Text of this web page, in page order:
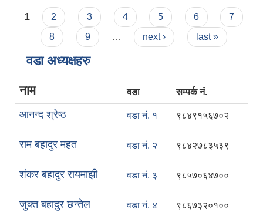
Pages
1 2 3 4 5 6
7
8
9 … next › last »
वडा अध्यक्षहरु
नाम वडा सम्पर्क नं.
आनन्द श्रेष्ठ वडा नं. १ ९८४९१५६७०२
राम बहादुर महत वडा नं. २ ९८४२७८३५३९
शंकर बहादुर रायमाझी वडा नं. ३ ९८५७०६४७००
जुक्त बहादुर छन्तेल वडा नं. ४ ९८६७३२०१००